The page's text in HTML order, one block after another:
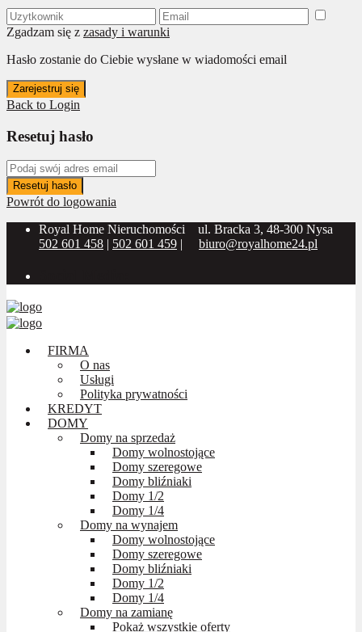
Zgadzam się z zasady i warunki
Hasło zostanie do Ciebie wysłane w wiadomości email
Zarejestruj się
Back to Login
Resetuj hasło
Resetuj hasło
Powrót do logowania
Royal Home Nieruchomości
ul. Bracka 3, 48-300 Nysa
502 601 458 | 502 601 459 | biuro@royalhome24.pl
FIRMA
O nas
Usługi
Polityka prywatności
KREDYT
DOMY
Domy na sprzedaż
Domy wolnostojące
Domy szeregowe
Domy bliźniaki
Domy 1/2
Domy 1/4
Domy na wynajem
Domy wolnostojące
Domy szeregowe
Domy bliźniaki
Domy 1/2
Domy 1/4
Domy na zamianę
Pokaż wszystkie oferty